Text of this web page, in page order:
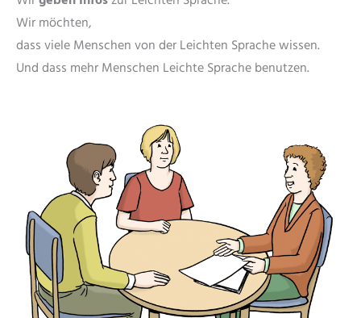
Wir möchten,
dass viele Menschen von der Leichten Sprache wissen.
Und dass mehr Menschen Leichte Sprache benutzen.